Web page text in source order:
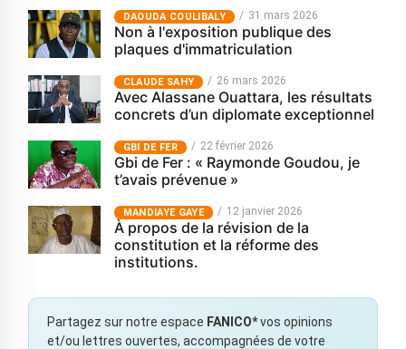
‎DAOUDA COULIBALY 31 mars 2026
Non à l'exposition publique des
plaques d'immatriculation
CLAUDE SAHY 26 mars 2026
Avec Alassane Ouattara, les résultats
concrets d’un diplomate exceptionnel
GBI DE FER 22 février 2026
Gbi de Fer : « Raymonde Goudou, je
t’avais prévenue »
MANDIAYE GAYE 12 janvier 2026
À propos de la révision de la
constitution et la réforme des
institutions.
Partagez sur notre espace FANICO*vos opinions
et/ou lettres ouvertes, accompagnées de votre